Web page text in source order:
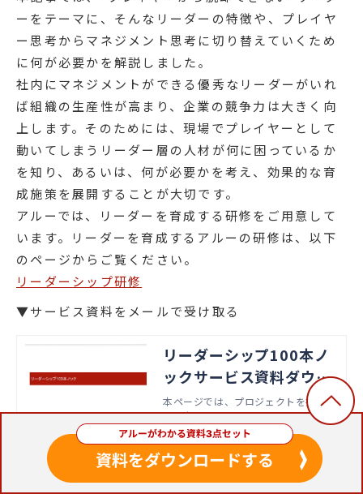
ーをテーマに、そんなリーダーの特徴や、プレイヤ
ー思考からマネジメント思考に切り替えていくため
に何が必要かを解説しました。
社内にマネジメントができる優秀なリーダーがいれ
ば組織の生産性が高まり、企業の競争力は大きく向
上します。そのためには、現場でプレイヤーとして
動いてしまうリーダー層の人材が何に困っているか
を知り、あるいは、何が必要かを考え、効果的な育
成施策を展開することが大切です。
アルーでは、リーダーを育成する研修をご用意して
います。リーダーを育成するアルーの研修は、以下
のページからご覧ください。
リーダーシップ研修
▼サービス資料をメールで受け取る
リーダーシップ100本ノ
ックサービス資料ダウン
ロード
本ページでは、プロジェクトを推し進
める力を身につけることのできる「リ
ーダーシップ100本ノック」のサービ
ス資料をダウンロードいただけます。
アルー株式会社